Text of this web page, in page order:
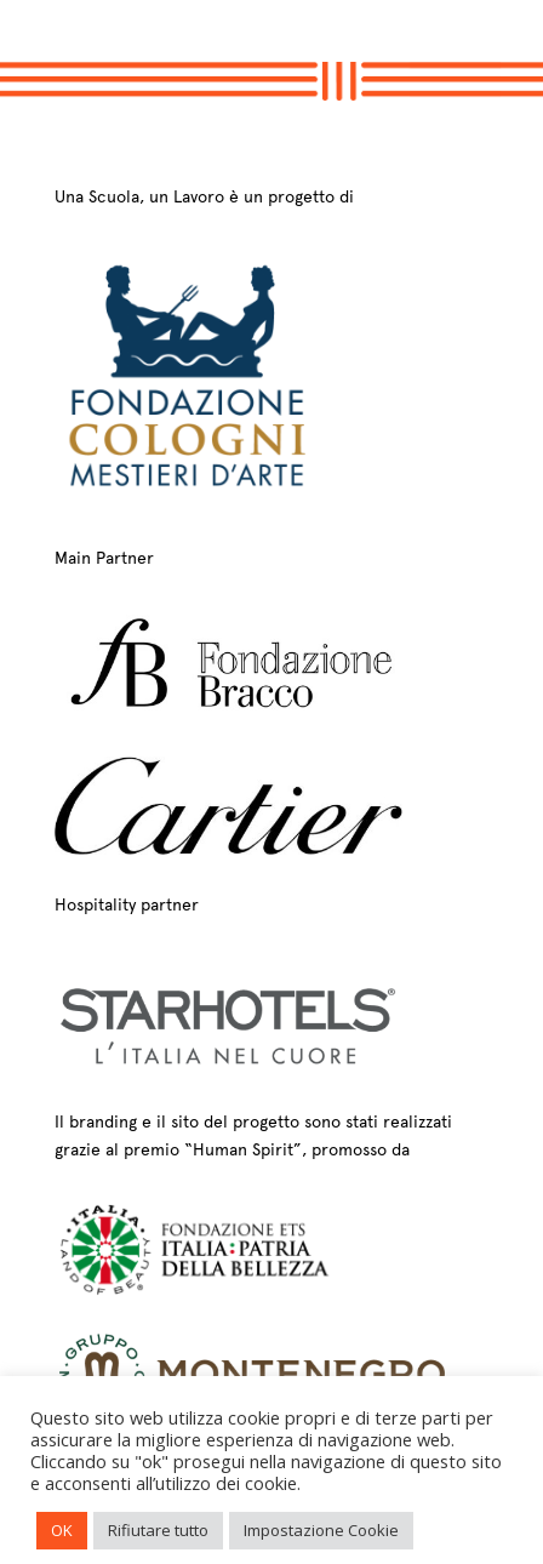
Una Scuola, un Lavoro è un progetto di
Main Partner
Hospitality partner
Il branding e il sito del progetto sono stati realizzati
grazie al premio “Human Spirit”, promosso da
CREDITS – © FONDAZIONE COLOGNI DEI MESTIERI
D’ARTE ETS 2025
Questo sito web utilizza cookie propri e di terze parti per
assicurare la migliore esperienza di navigazione web.
Cliccando su "ok" prosegui nella navigazione di questo sito
e acconsenti all’utilizzo dei cookie.
OK Rifiutare tutto Impostazione Cookie